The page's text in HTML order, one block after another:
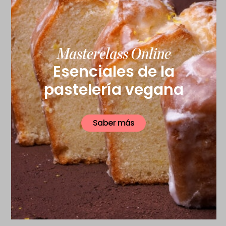
Masterclass Online
Esenciales de la
pastelería vegana
Saber más